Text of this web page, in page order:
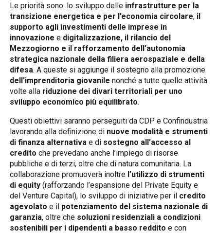
Le priorità sono: lo sviluppo delle infrastrutture per la
transizione energetica e per l’economia circolare, il
supporto agli investimenti delle imprese in
innovazione e digitalizzazione, il rilancio del
Mezzogiorno e il rafforzamento dell’autonomia
strategica nazionale della filiera aerospaziale e della
difesa. A queste si aggiunge il sostegno alla promozione
dell’imprenditoria giovanile nonché a tutte quelle attività
volte alla riduzione dei divari territoriali per uno
sviluppo economico più equilibrato.
Questi obiettivi saranno perseguiti da CDP e Confindustria
lavorando alla definizione di nuove modalità e strumenti
di finanza alternativa e di sostegno all’accesso al
credito che prevedano anche l’impiego di risorse
pubbliche e di terzi, oltre che di natura comunitaria. La
collaborazione promuoverà inoltre l’utilizzo di strumenti
di equity (rafforzando l’espansione del Private Equity e
del Venture Capital), lo sviluppo di iniziative per il credito
agevolato e il potenziamento del sistema nazionale di
garanzia, oltre che soluzioni residenziali a condizioni
sostenibili per i dipendenti a basso reddito e con